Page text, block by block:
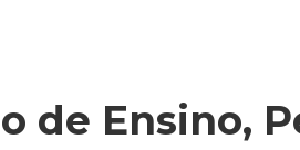
de Ensino,